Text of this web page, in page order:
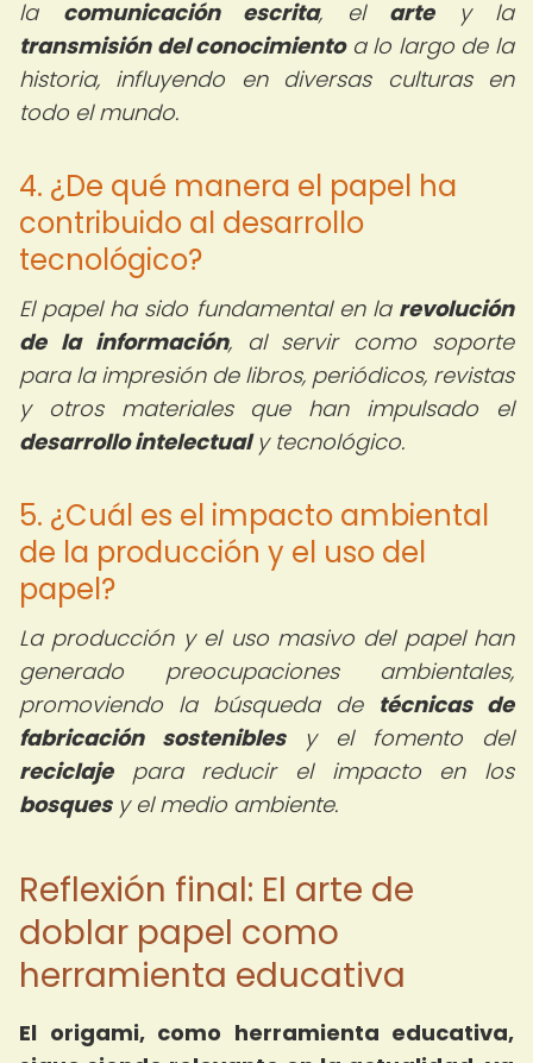
la comunicación escrita, el artey la
transmisión del conocimientoa lo largo de la
historia, influyendo en diversas culturas en
todo el mundo.
4. ¿De qué manera el papel ha
contribuido al desarrollo
tecnológico?
El papel ha sido fundamental en la revolución
de la información, al servir como soporte
para la impresión de libros, periódicos, revistas
y otros materiales que han impulsado el
desarrollo intelectualy tecnológico.
5. ¿Cuál es el impacto ambiental
de la producción y el uso del
papel?
La producción y el uso masivo del papel han
generado preocupaciones ambientales,
promoviendo la búsqueda de técnicas de
fabricación sosteniblesy el fomento del
reciclajepara reducir el impacto en los
bosquesy el medio ambiente.
Reflexión final: El arte de
doblar papel como
herramienta educativa
El origami, como herramienta educativa,